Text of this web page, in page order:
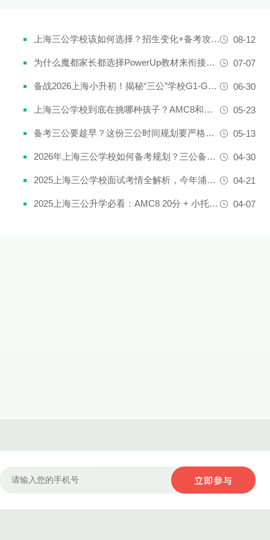
上海三公学校该如何选择？招生变化+备考攻略一次说清！ 08-12
为什么魔都家长都选择PowerUp教材来衔接英语新课改？ 07-07
备战2026上海小升初！揭秘“三公”学校G1-G5全阶段规划攻略 06-30
上海三公学校到底在挑哪种孩子？AMC8和小托福真是“硬通货”吗？ 05-23
备考三公要趁早？这份三公时间规划要严格执行了！ 05-13
2026年上海三公学校如何备考规划？三公备考一文详解！ 04-30
2025上海三公学校面试考情全解析，今年浦外的题太简单了...... 04-21
2025上海三公升学必看：AMC8 20分 + 小托福850分，三公上岸真实案例揭秘 04-07